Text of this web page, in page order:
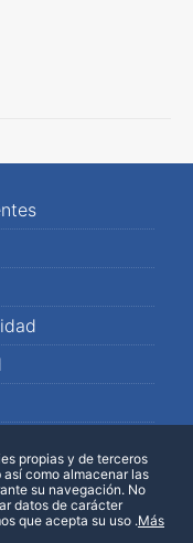
propias y de terceros
como almacenar las
su navegación. No
datos de carácter
que acepta su uso .Más